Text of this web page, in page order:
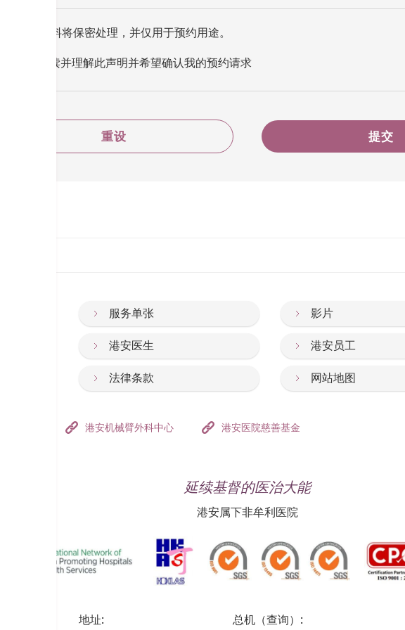
所收集的资料将保密处理，并仅用于预约用途。
我已阅读并理解此声明并希望确认我的预约请求
提交
重设
服务单张 影片
港安医生 港安员工
法律条款 网站地图
港安机械臂外科中心 港安医院慈善基金
延续基督的医治大能
港安属下非牟利医院
地址: 总机（查询）: